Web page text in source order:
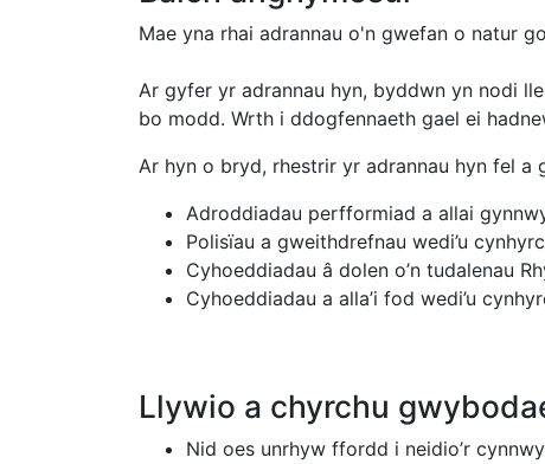
Mae yna rhai adrannau o'n gwefan o natur
Ar gyfer yr adrannau hyn, byddwn yn nodi
bo modd. Wrth i ddogfennaeth gael ei
Ar hyn o bryd, rhestrir yr adrannau hyn fel a
Adroddiadau perfformiad a allai
Polisïau a gweithdrefnau wedi’u
Cyhoeddiadau â dolen o’n tudalenau
Cyhoeddiadau a alla’i fod wedi’u
Llywio a chyrchu
Nid oes unrhyw ffordd i neidio’r